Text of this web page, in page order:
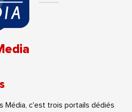
Média, c'est trois portails dédiés